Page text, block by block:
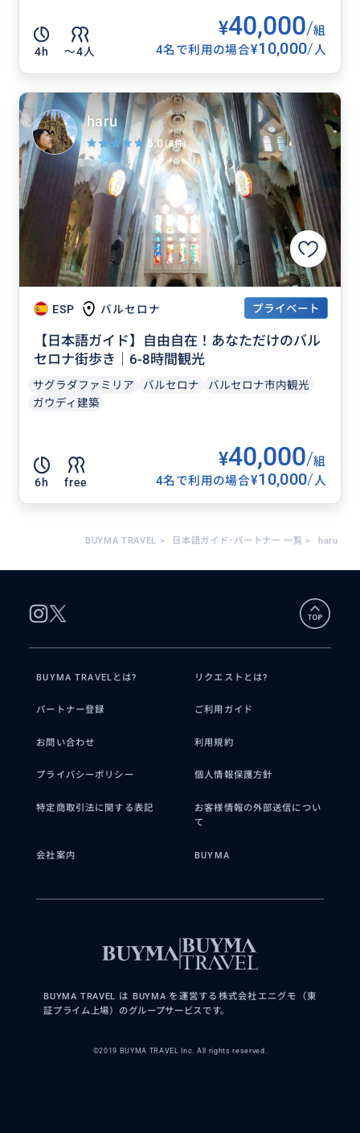
4h 〜4人
¥40,000/組
4名で利用の場合¥10,000/人
ESP バルセロナ プライベート
【日本語ガイド】自由自在！あなただけのバル
セロナ街歩き｜6-8時間観光
サグラダファミリア バルセロナ
バルセロナ市内観光
ガウディ建築
6h free
¥40,000/組
4名で利用の場合¥10,000/人
haru
5.0 (8件)
BUYMA TRAVEL > 日本語ガイド･パートナー 一覧 > haru
BUYMA TRAVELとは? リクエストとは?
パートナー登録 ご利用ガイド
お問い合わせ 利用規約
プライバシーポリシー 個人情報保護方針
特定商取引法に関する表記
お客様情報の外部送信につい
て
会社案内 BUYMA
BUYMA TRAVEL は BUYMA を運営する株式会社エニグモ（東
証プライム上場）のグループサービスです。
©2019 BUYMA TRAVEL Inc. All rights reserved.